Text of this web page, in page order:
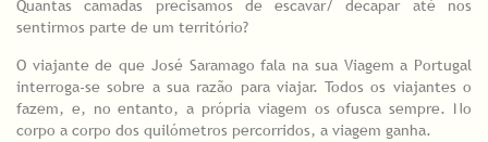
Quantas camadas precisamos de escavar/ decapar até nos
sentirmos parte de um território?
O viajante de que José Saramago fala na sua Viagem a Portugal
interroga-se sobre a sua razão para viajar. Todos os viajantes o
fazem, e, no entanto, a própria viagem os ofusca sempre. No
corpo a corpo dos quilómetros percorridos, a viagem ganha.